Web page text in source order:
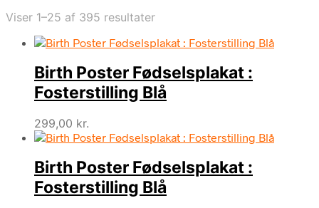
Viser 1–25 af 395 resultater
Birth Poster Fødselsplakat :
Fosterstilling Blå
299,00 kr.
Birth Poster Fødselsplakat :
Fosterstilling Blå